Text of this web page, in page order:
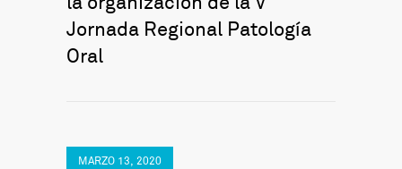
Jornada Regional Patología
Oral
MARZO 13, 2020